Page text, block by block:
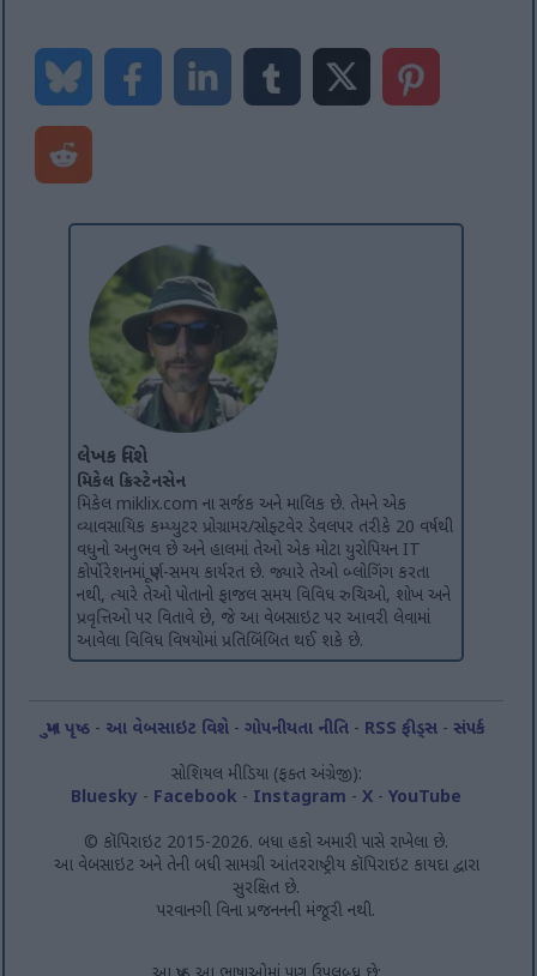
લેખક વિશે
મિકેલ ક્રિસ્ટેનસેન
મિકેલ miklix.com ના સર્જક અને માલિક છે. તેમને એક
વ્યાવસાયિક કમ્પ્યુટર પ્રોગ્રામર/સોફ્ટવેર ડેવલપર તરીકે 20 વર્ષથી
વધુનો અનુભવ છે અને હાલમાં તેઓ એક મોટા યુરોપિયન IT
કોર્પોરેશનમાં પૂર્ણ-સમય કાર્યરત છે. જ્યારે તેઓ બ્લોગિંગ કરતા
નથી, ત્યારે તેઓ પોતાનો ફાજલ સમય વિવિધ રુચિઓ, શોખ અને
પ્રવૃત્તિઓ પર વિતાવે છે, જે આ વેબસાઇટ પર આવરી લેવામાં
આવેલા વિવિધ વિષયોમાં પ્રતિબિંબિત થઈ શકે છે.
મુખ પૃષ્ઠ - આ વેબસાઇટ વિશે -ગોપનીયતા નીતિ - RSS ફીડ્સ - સંપર્ક
સોશિયલ મીડિયા (ફક્ત અંગ્રેજી):
Bluesky - Facebook - Instagram -X -YouTube
© કૉપિરાઇટ 2015-2026. બધા હકો અમારી પાસે રાખેલા છે.
આ વેબસાઇટ અને તેની બધી સામગ્રી આંતરરાષ્ટ્રીય કૉપિરાઇટ કાયદા દ્વારા
સુરક્ષિત છે.
પરવાનગી વિના પ્રજનનની મંજૂરી નથી.